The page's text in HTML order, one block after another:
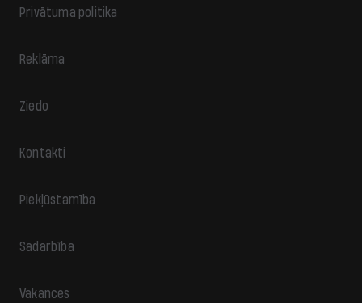
Privātuma politika
Reklāma
Ziedo
Kontakti
Piekļūstamība
Sadarbība
Vakances